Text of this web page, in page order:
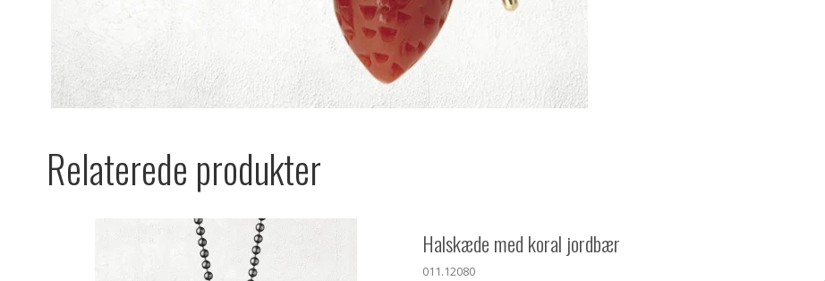
Relaterede produkter
Halskæde med koral jordbær
011.12080